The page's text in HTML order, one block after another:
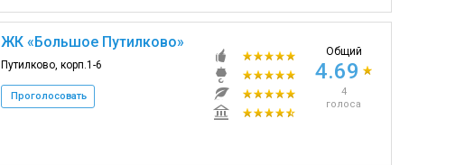
ЖК «Большое Путилково»
Путилково, корп.1-6
Проголосовать
Общий
4.69
4
голоса